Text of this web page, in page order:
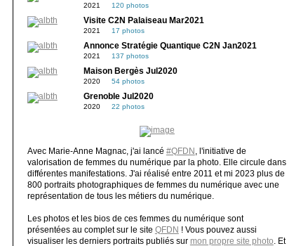
2021 120 photos
Visite C2N Palaiseau Mar2021
2021 17 photos
Annonce Stratégie Quantique C2N Jan2021
2021 137 photos
Maison Bergès Jul2020
2020 54 photos
Grenoble Jul2020
2020 22 photos
Avec Marie-Anne Magnac, j'ai lancé #QFDN
, l'initiative de
valorisation de femmes du numérique par la photo. Elle circule dans
différentes manifestations. J'ai réalisé entre 2011 et mi 2023 plus de
800 portraits photographiques de femmes du numérique avec une
représentation de tous les métiers du numérique.
Les photos et les bios de ces femmes du numérique sont
présentées au complet sur le site QFDN ! Vous pouvez aussi
visualiser les derniers portraits publiés sur mon propre site photo . Et